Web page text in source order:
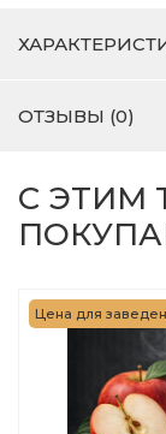
ОТЗЫВЫ (0)
С ЭТИМ
Цена для